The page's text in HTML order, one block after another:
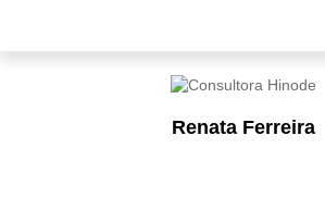
Renata Ferreira